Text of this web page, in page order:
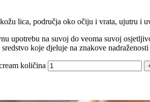
lica, područja oko očiju i vrata, ujutru i
upotrebu na suvoj do veoma suvoj
koje djeluje na znakove
količina